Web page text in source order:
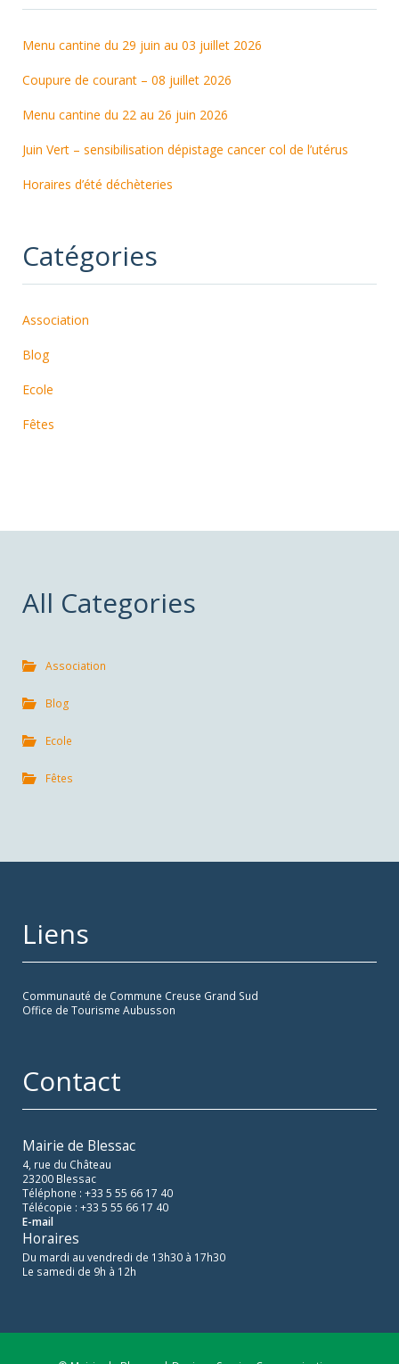
Menu cantine du 29 juin au 03 juillet 2026
Coupure de courant – 08 juillet 2026
Menu cantine du 22 au 26 juin 2026
Juin Vert – sensibilisation dépistage cancer col de l’utérus
Horaires d’été déchèteries
Catégories
Association
Blog
Ecole
Fêtes
All Categories
Association
Blog
Ecole
Fêtes
Liens
Communauté de Commune Creuse Grand Sud
Office de Tourisme Aubusson
Contact
Mairie de Blessac
4, rue du Château
23200 Blessac
Téléphone : +33 5 55 66 17 40
Télécopie : +33 5 55 66 17 40
E-mail
Horaires
Du mardi au vendredi de 13h30 à 17h30
Le samedi de 9h à 12h